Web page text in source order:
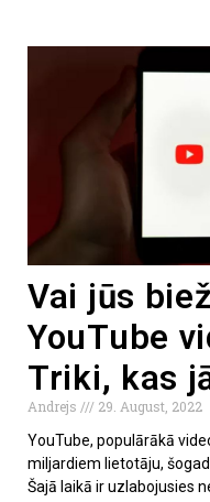
Vai jūs
YouTube
Triki, kas
Andrejs
29. August, 2022
YouTube, populārākā
miljardiem lietotāju,
Šajā laikā ir uzlabojusies